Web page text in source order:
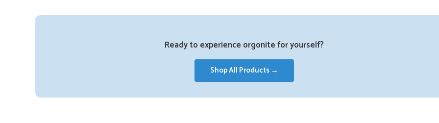
Ready to experience orgonite for yourself?
Shop All Products →